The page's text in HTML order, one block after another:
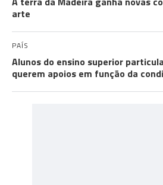
arte
PAÍS
Alunos do ensino superior
querem apoios em função da